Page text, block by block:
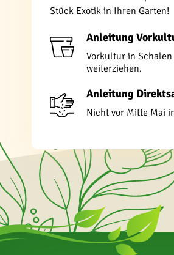
Stück Exotik in Ihren Garten!
Anleitung
Vorkultur in Schalen
weiterziehen.
Anleitung
Nicht vor Mitte Mai